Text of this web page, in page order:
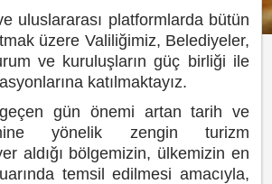
uluslararası platformlarda bütün
üzere Valiliğimiz, Belediyeler,
ve kuruluşların güç birliği ile
katılmaktayız.
gün önemi artan tarih ve
yönelik zengin turizm
aldığı bölgemizin, ülkemizin en
temsil edilmesi amacıyla,